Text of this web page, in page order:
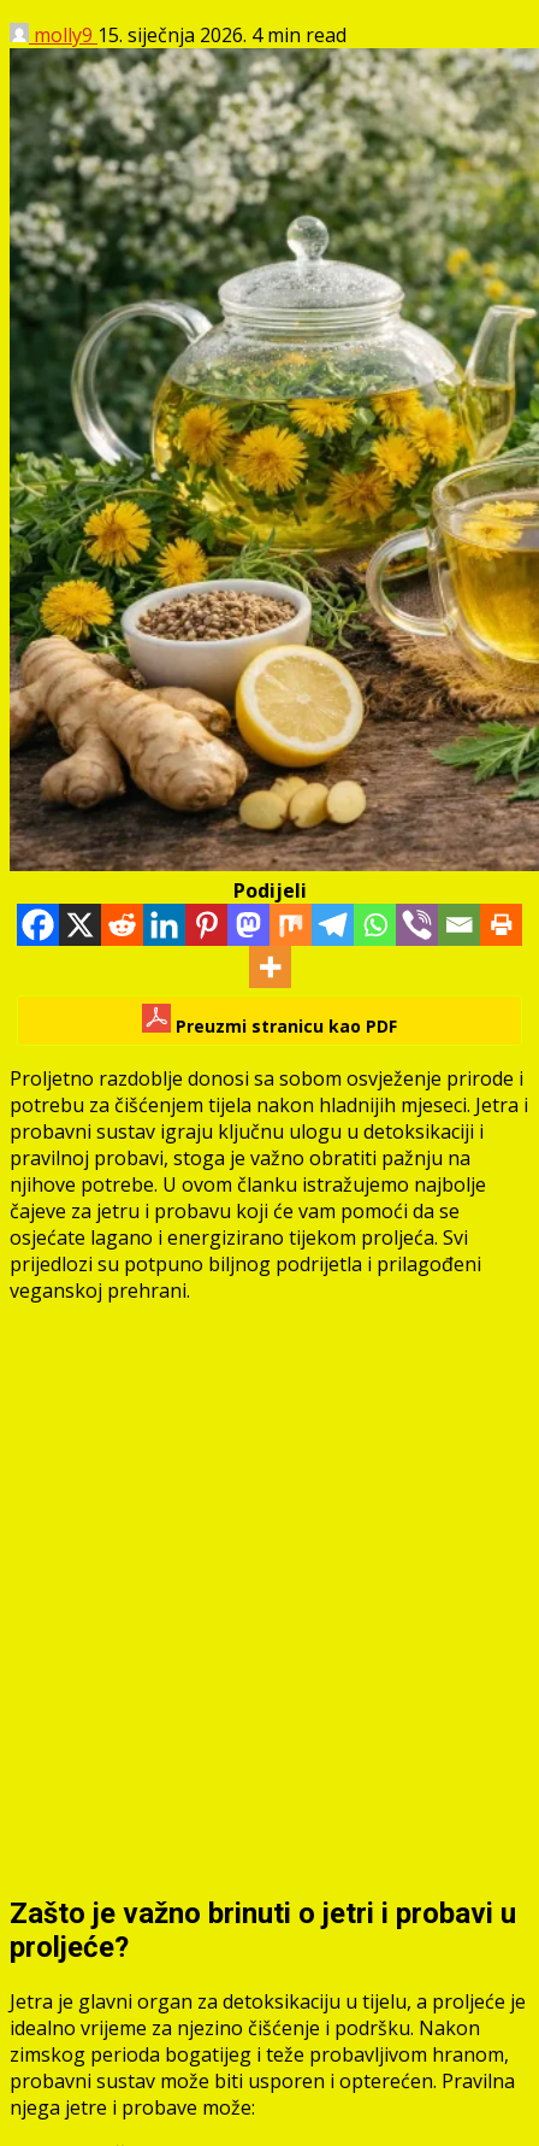
molly9 15. siječnja 2026. 4 min read
Podijeli
Preuzmi stranicu kao PDF
Proljetno razdoblje donosi sa sobom osvježenje prirode i
potrebu za čišćenjem tijela nakon hladnijih mjeseci. Jetra i
probavni sustav igraju ključnu ulogu u detoksikaciji i
pravilnoj probavi, stoga je važno obratiti pažnju na
njihove potrebe. U ovom članku istražujemo najbolje
čajeve za jetru i probavu koji će vam pomoći da se
osjećate lagano i energizirano tijekom proljeća. Svi
prijedlozi su potpuno biljnog podrijetla i prilagođeni
veganskoj prehrani.
Zašto je važno brinuti o jetri i probavi u
proljeće?
Jetra je glavni organ za detoksikaciju u tijelu, a proljeće je
idealno vrijeme za njezino čišćenje i podršku. Nakon
zimskog perioda bogatijeg i teže probavljivom hranom,
probavni sustav može biti usporen i opterećen. Pravilna
njega jetre i probave može: